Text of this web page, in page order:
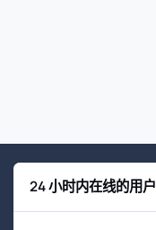
24 小时内在线的用户